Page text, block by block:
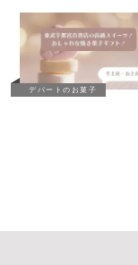
デパートのお菓子